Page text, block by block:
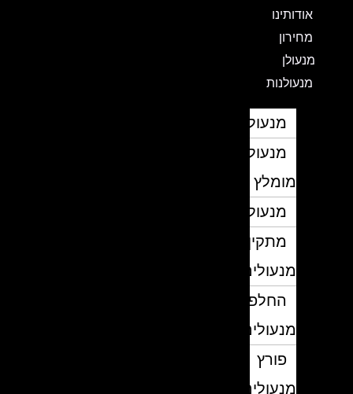
אודותינו
מחירון
מנעולן
מנעולנות
מנעולן
מנעולן
מומלץ
מנעולנים
מתקין
מנעולים
החלפת
מנעולים
פורץ
מנעולים